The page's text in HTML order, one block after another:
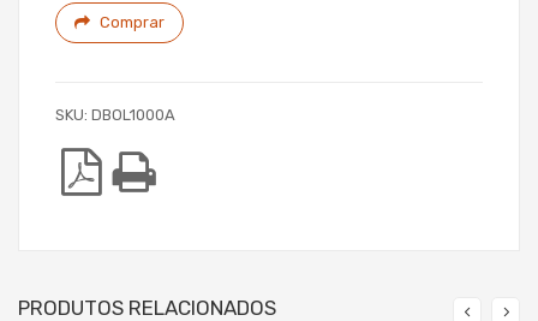
Comprar
SKU: DBOL1000A
PRODUTOS RELACIONADOS